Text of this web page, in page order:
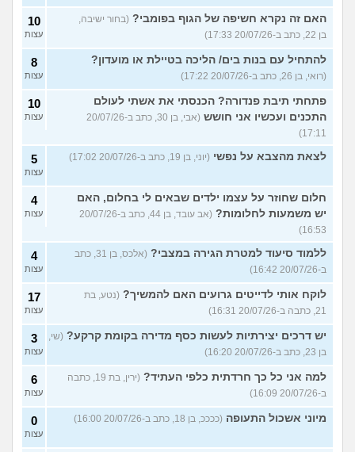
האם זה נקרא חשיפה של הגוף בפומבי? (בחור ישיבה,
בן 22, כתב ב-20/07/26 17:33)
10
עצות
להתחיל עם בנות בים/ הליכה בטיילת או מועדון?
(רואי, בן 26, כתב ב-20/07/26 17:22)
8
עצות
פתחתי תיבת פנדורה? הכנסתי את אשתי לעולם
התכנים ועכשיו אני חושש
(אבי, בן 30, כתב ב-20/07/26
17:11)
10
עצות
לצאת מהצבא על נפשי (יוני, בן 19, כתב ב-20/07/26 17:02) 5
עצות
חלום שחוזר על עצמו ילדים שבאים לי בחלום, האם
יש משמעות לחלומות?
(אב עובד, בן 44, כתב ב-20/07/26
16:53)
4
עצות
ללמוד סיעוד למטרת הגירה במצבי?
(אלכס, בן 31, כתב
ב-20/07/26 16:42)
4
עצות
לוקח אותי לדייטים גרועים האם להמשיך? (נטע, בת
21, כתבה ב-20/07/26 16:31)
17
עצות
יש דרכים יצירתיות לעשות כסף מדירה בקומת קרקע? (שי,
בן 23, כתב ב-20/07/26 16:20)
3
עצות
למה אני כל כך חרדתית כלפי העתיד?
(ירין, בת 19, כתבה
ב-20/07/26 16:09)
6
עצות
מיוני אשכול התעופה (ככככ, בן 18, כתב ב-20/07/26 16:00) 0
עצות